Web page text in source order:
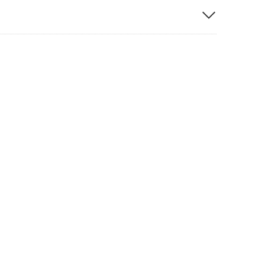
des Bahnhofsumfeldes (s.dortS. 78) und
im Umkreis von Bahnhaltepunkten gut
zu schaffen und so neue lebenswerte und
zeigten bereits großes Interesse beim Auftakt zur
Haushalte vor Ort sowie online im